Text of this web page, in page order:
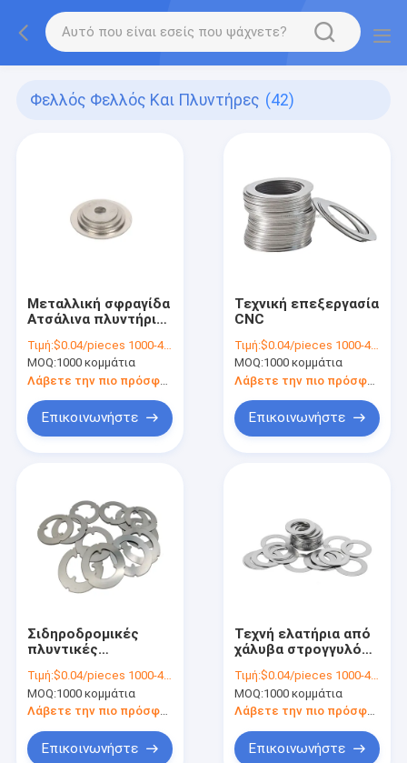
Φελλός Φελλός Και Πλυντήρες (42)
Μεταλλική σφραγίδα
Ατσάλινα πλυντήρια
εξατομικευμένα
Τιμή:$0.04/pieces 1000-4999 pieces
MOQ:1000 κομμάτια
Λάβετε την πιο πρόσφατη τιμή
Επικοινωνήστε
Τεχνική επεξεργασία
CNC
Τιμή:$0.04/pieces 1000-4999 pieces
MOQ:1000 κομμάτια
Επικοινωνήστε
Σιδηροδρομικές
πλυντικές
χάλυβα SS304
Τιμή:$0.04/pieces 1000-4999 pieces
MOQ:1000 κομμάτια
Λάβετε την πιο πρόσφατη τιμή
Επικοινωνήστε
Τεχνή ελατήρια από
χάλυβα στρογγυλό
316SS επίπεδα
πλυντήριο OEM
Τιμή:$0.04/pieces 1000-4999 pieces
MOQ:1000 κομμάτια
Επικοινωνήστε